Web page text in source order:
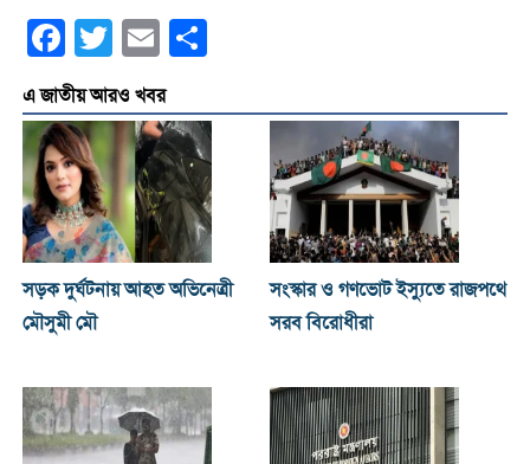
Facebook
Twitter Email
এ জাতীয় আরও খবর
সড়ক দুর্ঘটনায় আহত অভিনেত্রী
মৌসুমী মৌ
সংস্কার ও গণভোট ইস্যুতে রাজপথে
সরব বিরোধীরা